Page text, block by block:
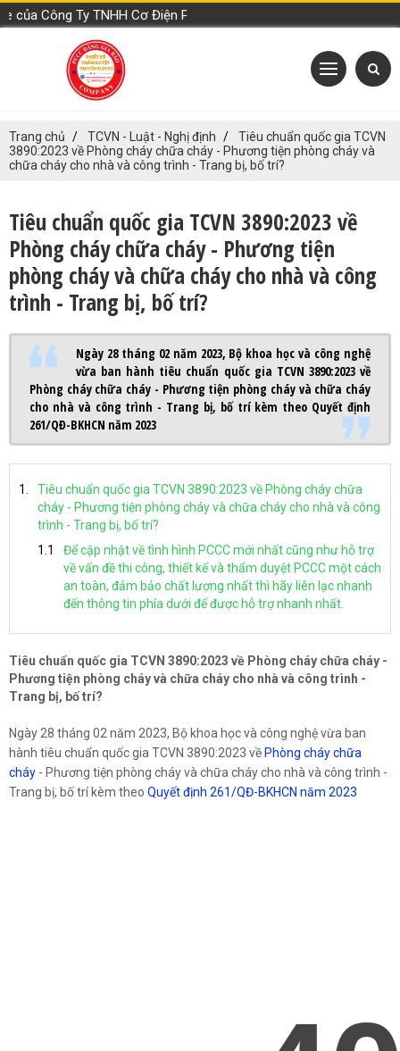
Công Ty TNHH Cơ Điện PCCC Đặng Gia Bảo
Trang chủ TCVN - Luật - Nghị định
Tiêu chuẩn quốc gia TCVN
3890:2023 về Phòng cháy chữa cháy - Phương tiện phòng cháy và
chữa cháy cho nhà và công trình - Trang bị, bố trí?
Tiêu chuẩn quốc gia TCVN 3890:2023 về
Phòng cháy chữa cháy - Phương tiện
phòng cháy và chữa cháy cho nhà và công
trình - Trang bị, bố trí?
Ngày 28 tháng 02 năm 2023, Bộ khoa học và công nghệ
vừa ban hành tiêu chuẩn quốc gia TCVN 3890:2023 về
Phòng cháy chữa cháy - Phương tiện phòng cháy và chữa cháy
cho nhà và công trình - Trang bị, bố trí kèm theo Quyết định
261/QĐ-BKHCN năm 2023
Tiêu chuẩn quốc gia TCVN 3890:2023 về Phòng cháy chữa
cháy - Phương tiện phòng cháy và chữa cháy cho nhà và công
trình - Trang bị, bố trí?
Để cập nhật về tình hình PCCC mới nhất cũng như hỗ trợ
về vấn đề thi công, thiết kế và thẩm duyệt PCCC một cách
an toàn, đảm bảo chất lượng nhất thì hãy liên lạc nhanh
đến thông tin phía dưới để được hỗ trợ nhanh nhất.
Tiêu chuẩn quốc gia TCVN 3890:2023 về Phòng cháy chữa cháy -
Phương tiện phòng cháy và chữa cháy cho nhà và công trình -
Trang bị, bố trí?
Ngày 28 tháng 02 năm 2023, Bộ khoa học và công nghệ vừa ban
hành tiêu chuẩn quốc gia TCVN 3890:2023 về Phòng cháy chữa
cháy - Phương tiện phòng cháy và chữa cháy cho nhà và công trình -
Trang bị, bố trí kèm theo Quyết định 261/QĐ-BKHCN năm 2023